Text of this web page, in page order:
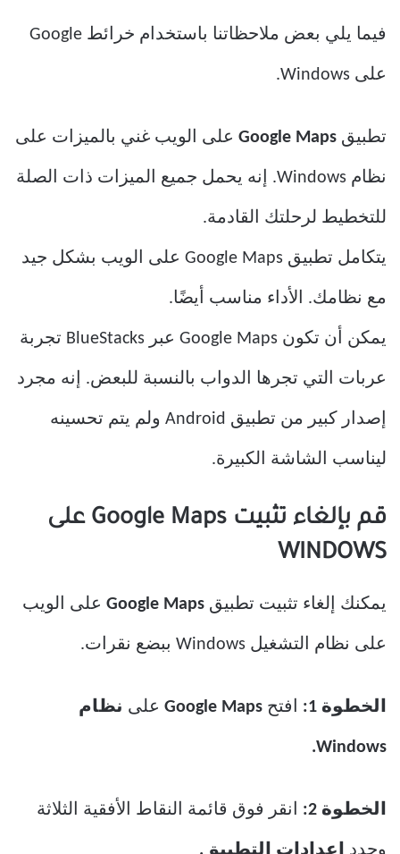
فيما يلي بعض ملاحظاتنا باستخدام خرائط Google
على Windows.
تطبيق على الويب غني بالميزات على
نظام Windows. إنه يحمل جميع الميزات ذات الصلة
للتخطيط لرحلتك القادمة.
يتكامل تطبيق Google Maps على الويب بشكل جيد
مع نظامك. الأداء مناسب أيضًا.
يمكن أن تكون Google Maps عبر BlueStacks تجربة
عربات التي تجرها الدواب بالنسبة للبعض. إنه مجرد
إصدار كبير من تطبيق Android ولم يتم تحسينه
ليناسب الشاشة الكبيرة.
قم بإلغاء تثبيت Google Maps على
WINDOWS
يمكنك إلغاء تثبيت تطبيق Google Maps على الويب
على نظام التشغيل Windows ببضع نقرات.
الخطوة 1: افتح على نظام
Windows.
الخطوة 2: انقر فوق قائمة النقاط الأفقية الثلاثة
وحدد إعدادات التطبيق.